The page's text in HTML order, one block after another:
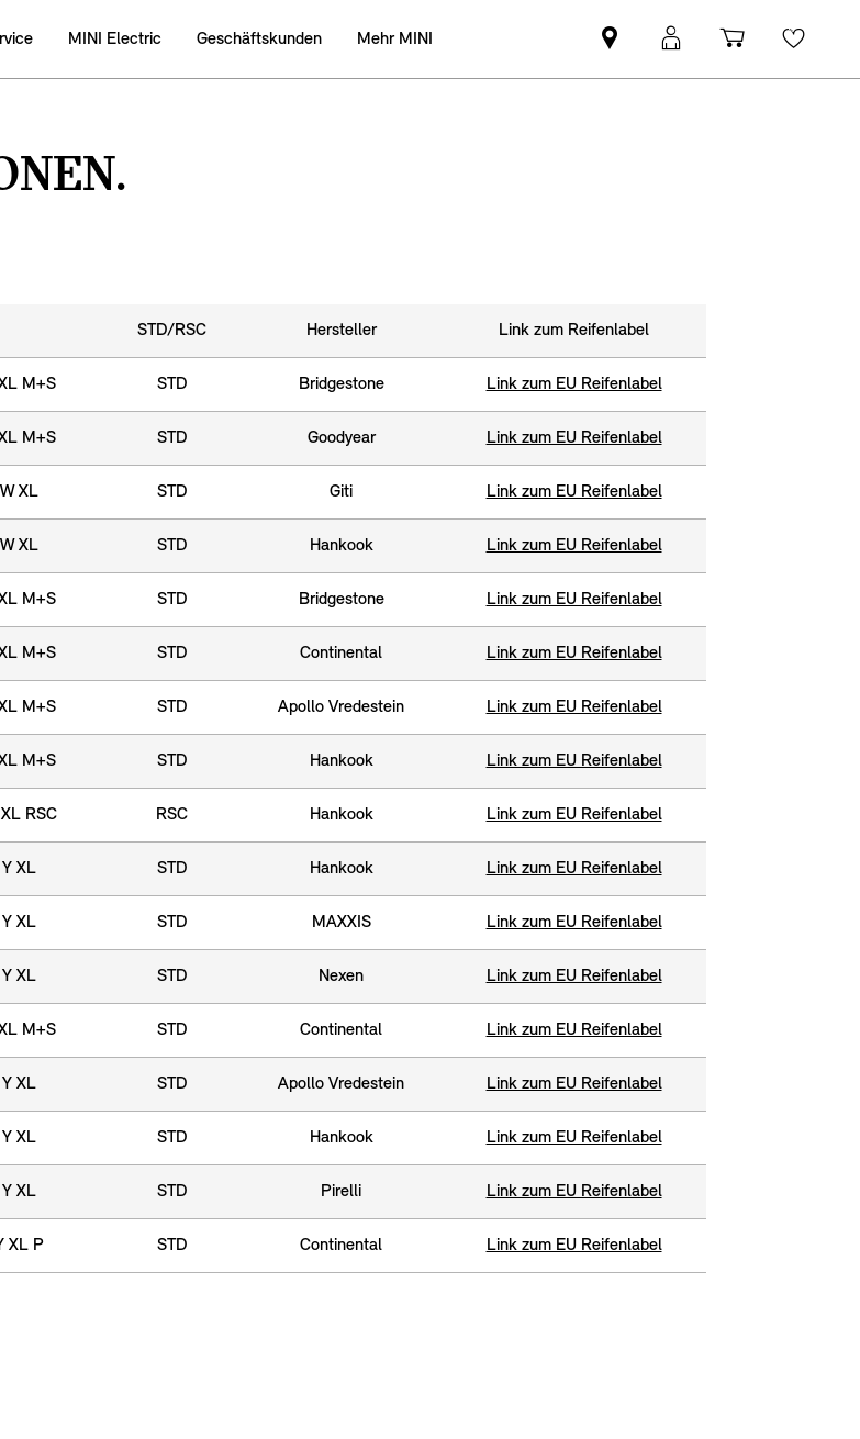
MINI Electric Geschäftskunden Mehr MINI
MINI
Partner
MINI
Login
STD/RSC Hersteller Link zum Reifenlabel
M+S STD Bridgestone Link zum EU Reifenlabel
M+S STD Goodyear Link zum EU Reifenlabel
XL STD Giti Link zum EU Reifenlabel
XL STD Hankook Link zum EU Reifenlabel
M+S STD Bridgestone Link zum EU Reifenlabel
M+S STD Continental Link zum EU Reifenlabel
M+S STD Apollo Vredestein Link zum EU Reifenlabel
M+S STD Hankook Link zum EU Reifenlabel
RSC RSC Hankook Link zum EU Reifenlabel
XL STD Hankook Link zum EU Reifenlabel
XL STD MAXXIS Link zum EU Reifenlabel
XL STD Nexen Link zum EU Reifenlabel
M+S STD Continental Link zum EU Reifenlabel
XL STD Apollo Vredestein Link zum EU Reifenlabel
XL STD Hankook Link zum EU Reifenlabel
XL STD Pirelli Link zum EU Reifenlabel
XL P STD Continental Link zum EU Reifenlabel